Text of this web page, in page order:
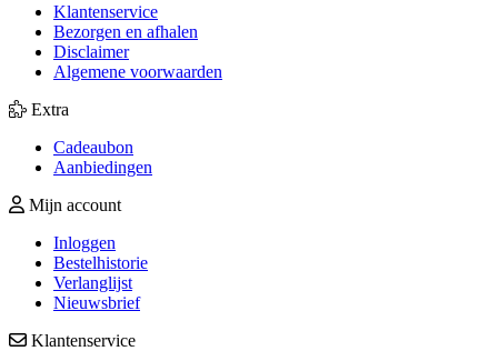
Klantenservice
Bezorgen en afhalen
Disclaimer
Algemene voorwaarden
Extra
Cadeaubon
Aanbiedingen
Mijn account
Inloggen
Bestelhistorie
Verlanglijst
Nieuwsbrief
Klantenservice